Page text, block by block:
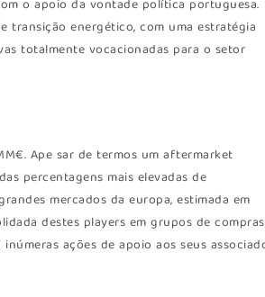
o apoio da vontade política portuguesa.
transição energético, com uma estratégia
totalmente vocacionadas para o setor
Ape sar de termos um aftermarket
percentagens mais elevadas de
mercados da europa, estimada em
destes players em grupos de compras
ações de apoio aos seus